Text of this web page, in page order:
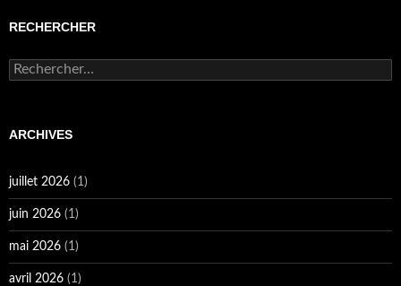
RECHERCHER
Rechercher :
ARCHIVES
juillet 2026 (1)
juin 2026 (1)
mai 2026 (1)
avril 2026 (1)